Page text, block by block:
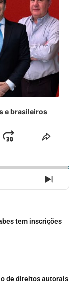
e brasileiros
JUMP
NEXT
tem inscrições
de direitos autorais